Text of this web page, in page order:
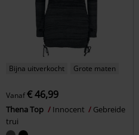
Bijna uitverkocht Grote maten
Vanaf€ 46,99
Thena Top Innocent
Gebreide
trui